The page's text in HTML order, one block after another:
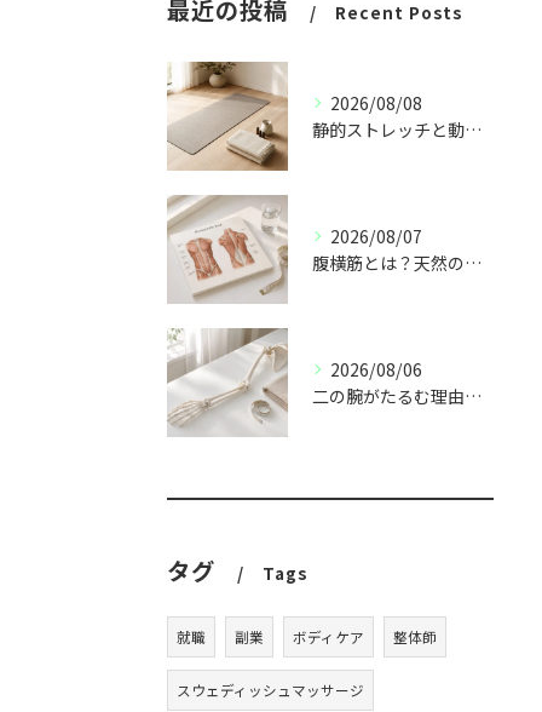
最近の投稿 Recent Posts
2026/08/08
静的ストレッチと動的ストレッチの違い｜使い分け方
2026/08/07
腹横筋とは？天然のコルセットと呼ばれる理由
2026/08/06
二の腕がたるむ理由｜上腕三頭筋と姿勢の関係
タグ Tags
就職 副業 ボディケア 整体師
スウェディッシュマッサージ